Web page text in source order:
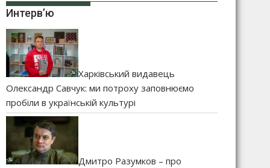
Интерв’ю
Харківський видавець
Олександр Савчук: ми потроху заповнюємо
пробіли в українській культурі
Дмитро Разумков – про